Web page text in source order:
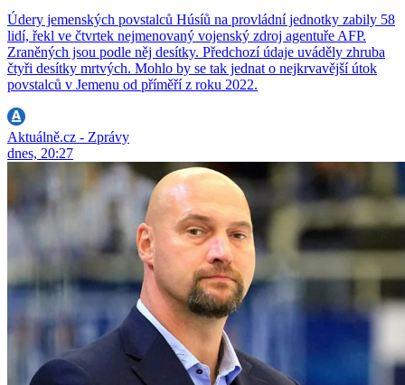
Údery jemenských povstalců Húsíů na provládní jednotky zabily 58
lidí, řekl ve čtvrtek nejmenovaný vojenský zdroj agentuře AFP.
Zraněných jsou podle něj desítky. Předchozí údaje uváděly zhruba
čtyři desítky mrtvých. Mohlo by se tak jednat o nejkrvavější útok
povstalců v Jemenu od příměří z roku 2022.
Aktuálně.cz - Zprávy
dnes, 20:27